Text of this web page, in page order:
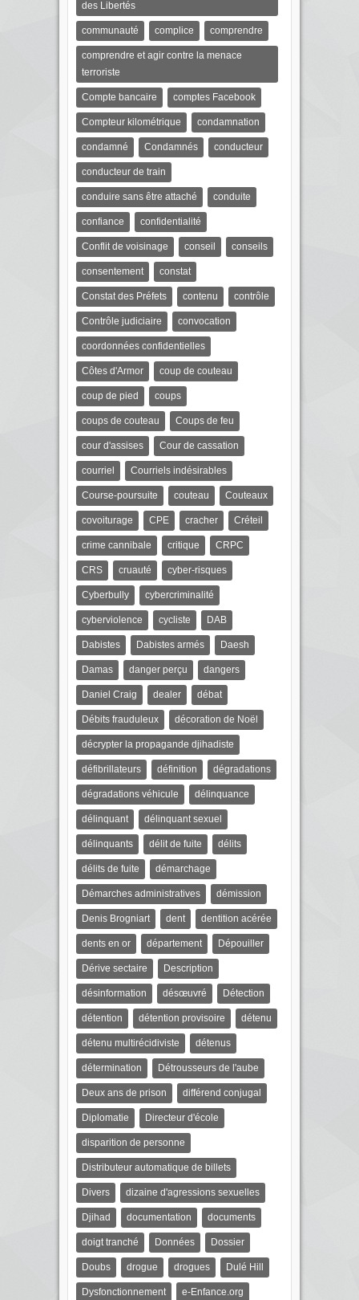
des Libertés
communauté complice comprendre
comprendre et agir contre la menace
terroriste
Compte bancaire comptes Facebook
Compteur kilométrique condamnation
condamné Condamnés conducteur
conducteur de train
conduire sans être attaché conduite
confiance confidentialité
Conflit de voisinage conseil conseils
consentement constat
Constat des Préfets contenu contrôle
Contrôle judiciaire convocation
coordonnées confidentielles
Côtes d'Armor coup de couteau
coup de pied coups
coups de couteau Coups de feu
cour d'assises Cour de cassation
courriel Courriels indésirables
Course-poursuite couteau Couteaux
covoiturage CPE cracher Créteil
crime cannibale critique CRPC
CRS cruauté cyber-risques
Cyberbully cybercriminalité
cyberviolence cycliste DAB
Dabistes Dabistes armés Daesh
Damas danger perçu dangers
Daniel Craig dealer débat
Débits frauduleux décoration de Noël
décrypter la propagande djihadiste
défibrillateurs définition dégradations
dégradations véhicule délinquance
délinquant délinquant sexuel
délinquants délit de fuite délits
délits de fuite démarchage
Démarches administratives démission
Denis Brogniart dent dentition acérée
dents en or département Dépouiller
Dérive sectaire Description
désinformation désœuvré Détection
détention détention provisoire détenu
détenu multirécidiviste détenus
détermination Détrousseurs de l'aube
Deux ans de prison différend conjugal
Diplomatie Directeur d'école
disparition de personne
Distributeur automatique de billets
Divers dizaine d'agressions sexuelles
Djihad documentation documents
doigt tranché Données Dossier
Doubs drogue drogues Dulé Hill
Dysfonctionnement e-Enfance.org